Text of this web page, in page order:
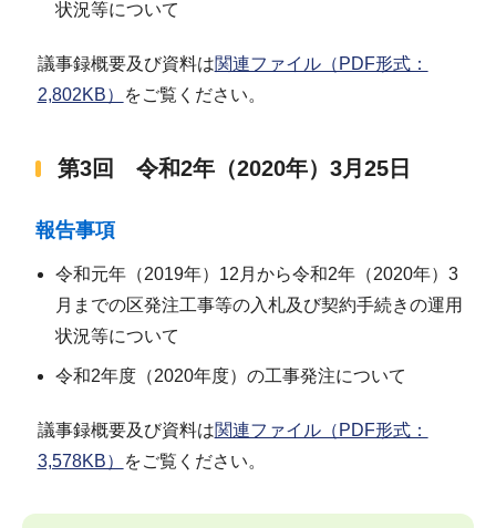
状況等について
議事録概要及び資料は関連ファイル（PDF形式：
2,802KB）
をご覧ください。
第3回 令和2年（2020年）3月25日
報告事項
令和元年（2019年）12月から令和2年（2020年）3
月までの区発注工事等の入札及び契約手続きの運用
状況等について
令和2年度（2020年度）の工事発注について
議事録概要及び資料は関連ファイル（PDF形式：
3,578KB）
をご覧ください。